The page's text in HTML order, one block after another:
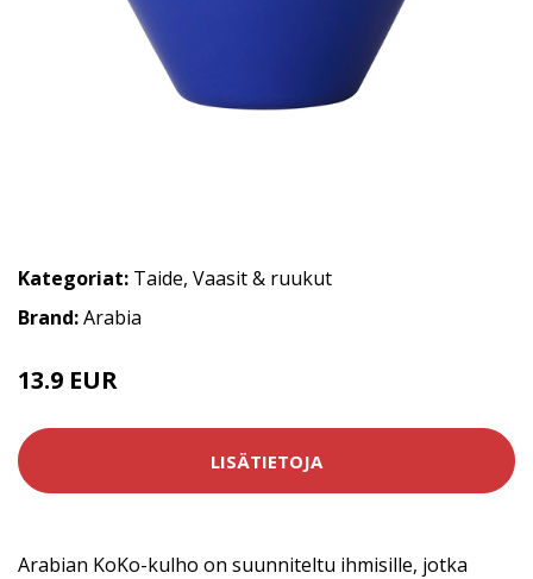
Kategoriat: Taide, Vaasit & ruukut
Brand:Arabia
13.9 EUR
LISÄTIETOJA
Arabian KoKo-kulho on suunniteltu ihmisille, jotka